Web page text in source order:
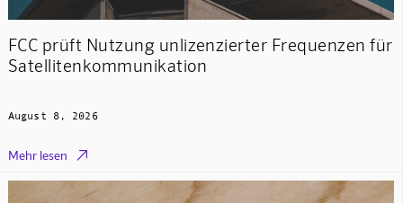
FCC prüft Nutzung unlizenzierter Frequenzen für
Satellitenkommunikation
August 8, 2026
Mehr lesen 